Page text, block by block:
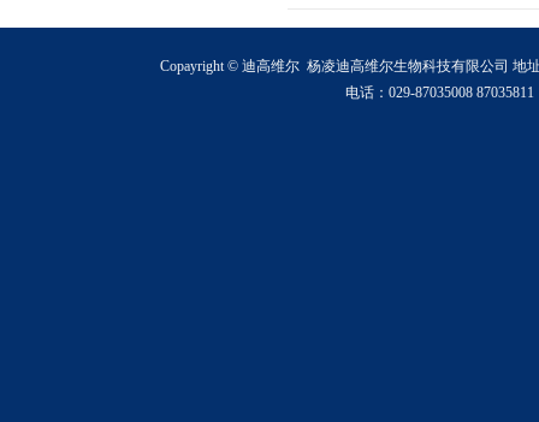
Copayright © 迪高维尔 杨凌迪高维尔生物科技有限公司 地
电话：029-87035008